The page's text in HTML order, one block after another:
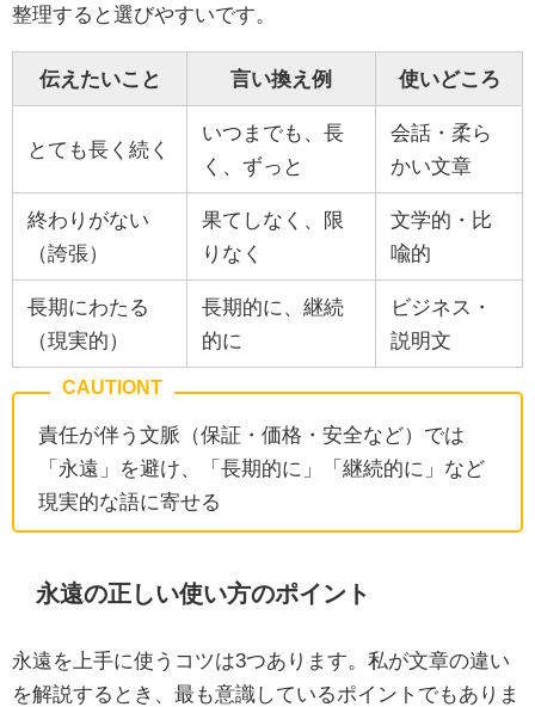
整理すると選びやすいです。
伝えたいこと 言い換え例 使いどころ
とても長く続く
いつまでも、長
く、ずっと
会話・柔ら
かい文章
終わりがない
（誇張）
果てしなく、限
りなく
文学的・比
喩的
長期にわたる
（現実的）
長期的に、継続
的に
ビジネス・
説明文
責任が伴う文脈（保証・価格・安全など）では
「永遠」を避け、「長期的に」「継続的に」など
現実的な語に寄せる
永遠の正しい使い方のポイント
永遠を上手に使うコツは3つあります。私が文章の違い
を解説するとき、最も意識しているポイントでもありま